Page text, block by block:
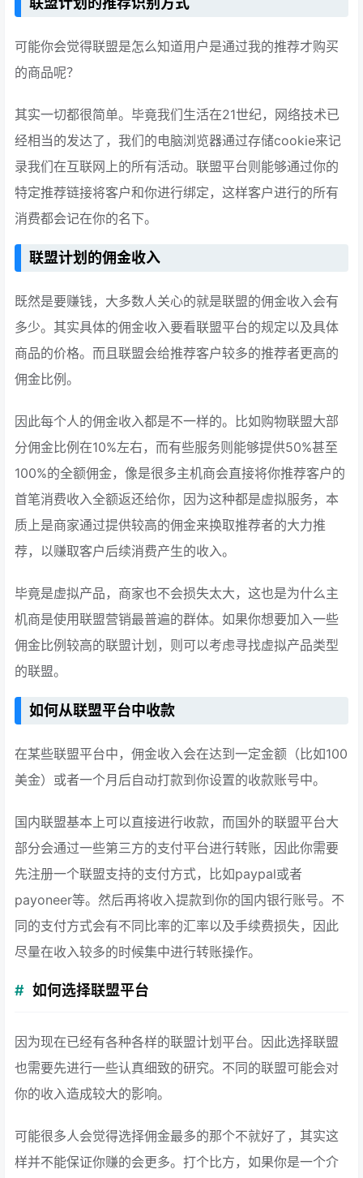
可能你会觉得联盟是怎么知道用户是通过我的推荐才购买
的商品呢？
其实一切都很简单。毕竟我们生活在21世纪，网络技术已
经相当的发达了，我们的电脑浏览器通过存储cookie来记
录我们在互联网上的所有活动。联盟平台则能够通过你的
特定推荐链接将客户和你进行绑定，这样客户进行的所有
消费都会记在你的名下。
联盟计划的佣金收入
既然是要赚钱，大多数人关心的就是联盟的佣金收入会有
多少。其实具体的佣金收入要看联盟平台的规定以及具体
商品的价格。而且联盟会给推荐客户较多的推荐者更高的
佣金比例。
因此每个人的佣金收入都是不一样的。比如购物联盟大部
分佣金比例在10%左右，而有些服务则能够提供50%甚至
100%的全额佣金，像是很多主机商会直接将你推荐客户的
首笔消费收入全额返还给你，因为这种都是虚拟服务，本
质上是商家通过提供较高的佣金来换取推荐者的大力推
荐，以赚取客户后续消费产生的收入。
毕竟是虚拟产品，商家也不会损失太大，这也是为什么主
机商是使用联盟营销最普遍的群体。如果你想要加入一些
佣金比例较高的联盟计划，则可以考虑寻找虚拟产品类型
的联盟。
如何从联盟平台中收款
在某些联盟平台中，佣金收入会在达到一定金额（比如100
美金）或者一个月后自动打款到你设置的收款账号中。
国内联盟基本上可以直接进行收款，而国外的联盟平台大
部分会通过一些第三方的支付平台进行转账，因此你需要
先注册一个联盟支持的支付方式，比如paypal或者
payoneer等。然后再将收入提款到你的国内银行账号。不
同的支付方式会有不同比率的汇率以及手续费损失，因此
尽量在收入较多的时候集中进行转账操作。
如何选择联盟平台
因为现在已经有各种各样的联盟计划平台。因此选择联盟
也需要先进行一些认真细致的研究。不同的联盟可能会对
你的收入造成较大的影响。
可能很多人会觉得选择佣金最多的那个不就好了，其实这
样并不能保证你赚的会更多。打个比方，如果你是一个介